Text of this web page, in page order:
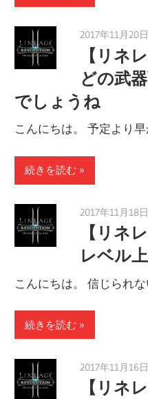
2017年11月20日
【リネ
どの武
でしょうね
こんにちは。 予定より
続きを読む
2017年11月18日
【リネ
レベル
こんにちは。 信じられ
続きを読む
2017年11月16日
【リネ